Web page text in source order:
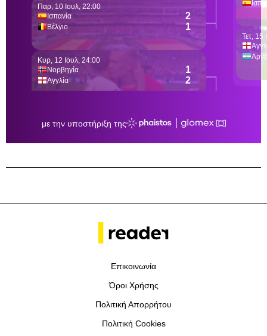
Επικοινωνία
Όροι Χρήσης
Πολιτική Απορρήτου
Πολιτική Cookies